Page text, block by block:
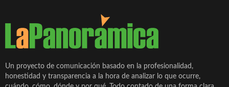
Un proyecto de comunicación basado en la profesionalidad,
honestidad y transparencia a la hora de analizar lo que ocurre,